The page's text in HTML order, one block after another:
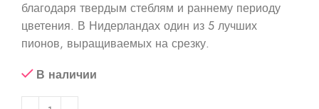
благодаря твердым стеблям и раннему периоду
цветения. В Нидерландах один из 5 лучших
пионов, выращиваемых на срезку.
В наличии